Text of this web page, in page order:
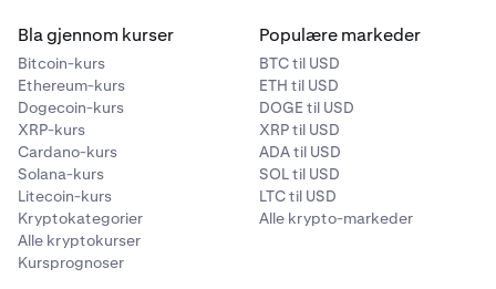
Bla gjennom kurser
Bitcoin-kurs
Ethereum-kurs
Dogecoin-kurs
XRP-kurs
Cardano-kurs
Solana-kurs
Litecoin-kurs
Kryptokategorier
Alle kryptokurser
Kursprognoser
Populære markeder
BTC til USD
ETH til USD
DOGE til USD
XRP til USD
ADA til USD
SOL til USD
LTC til USD
Alle krypto-markeder